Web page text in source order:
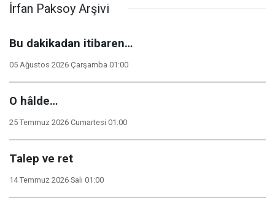
İrfan Paksoy Arşivi
Bu dakikadan itibaren…
05 Ağustos 2026 Çarşamba 01:00
O hâlde…
25 Temmuz 2026 Cumartesi 01:00
Talep ve ret
14 Temmuz 2026 Salı 01:00